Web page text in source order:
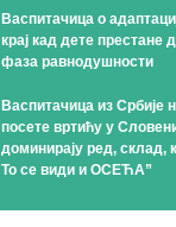
Васпитачица о
крај кад дете престане
фаза равнодушности
Васпитачица из Србије
посете вртићу у
доминирају ред, склад,
То се види и ОСЕЋА”